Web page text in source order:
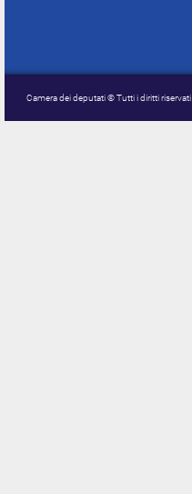
Camera dei deputati © Tutti i diritti riservati